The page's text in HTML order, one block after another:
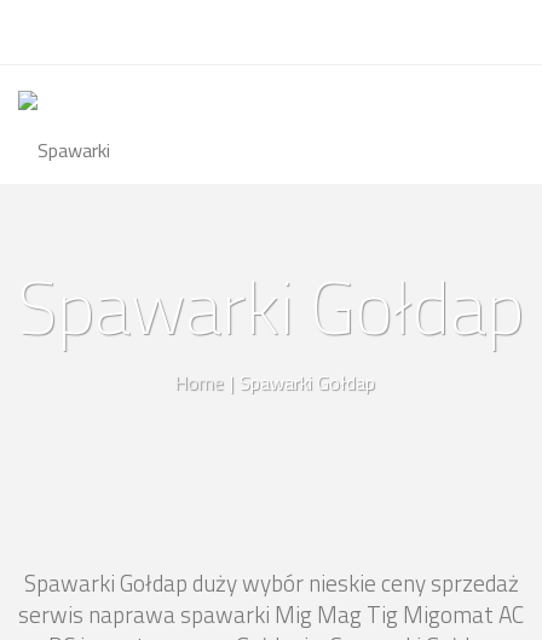
Spawarki Gołdap
Home | Spawarki Gołdap
Spawarki Gołdap duży wybór nieskie ceny sprzedaż
serwis naprawa spawarki Mig Mag Tig Migomat AC